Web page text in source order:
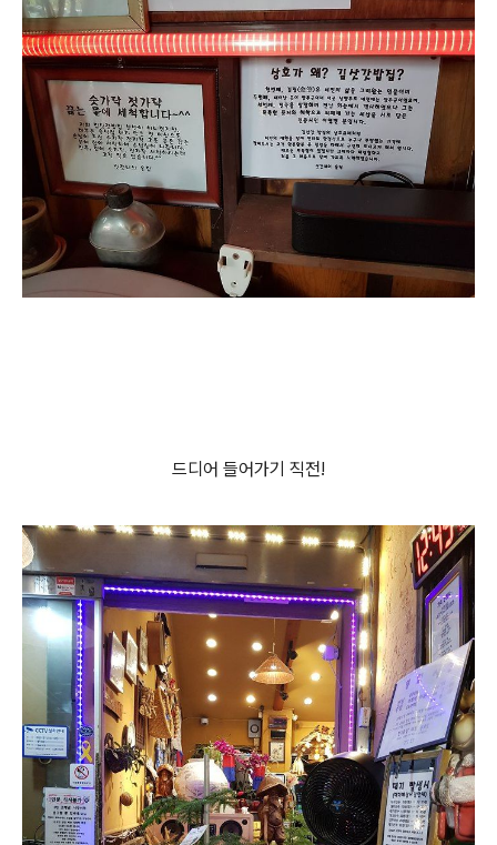
드디어 들어가기 직전!